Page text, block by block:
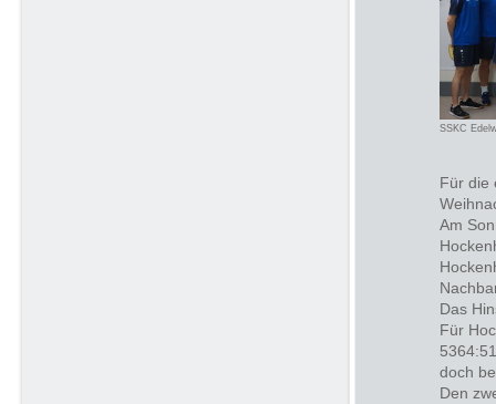
SSKC
Für die
Am
Das
Für
doch
Den